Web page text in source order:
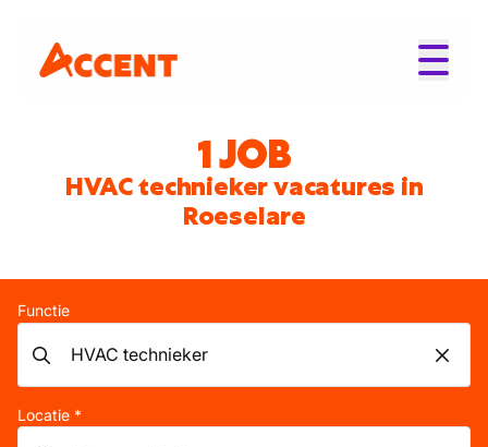
1 JOB
HVAC technieker vacatures in
Roeselare
Functie
Locatie *